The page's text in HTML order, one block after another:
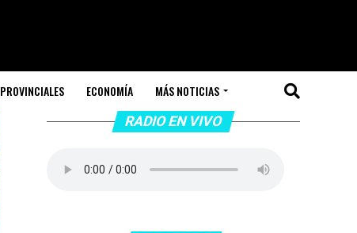
PROVINCIALES ECONOMÍA MÁS NOTICIAS
RADIO EN VIVO